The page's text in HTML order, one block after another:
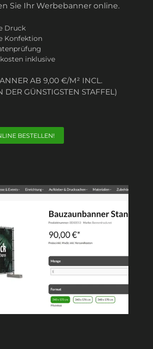
Sie Ihr Werbebanner online.
Druck
Konfektion
inklusive
AB 9,00 €/M² INCL.
DER GÜNSTIGSTEN STAFFEL)
BESTELLEN!